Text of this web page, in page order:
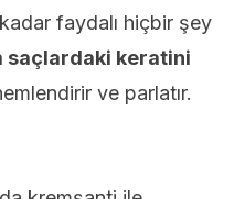
faydalı hiçbir şey
saçlardaki keratini
ve parlatır.